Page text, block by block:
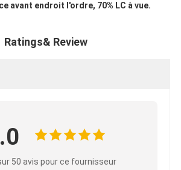
avant endroit l'ordre, 70% LC à vue.
Ratings& Review
50 avis pour ce fournisseur